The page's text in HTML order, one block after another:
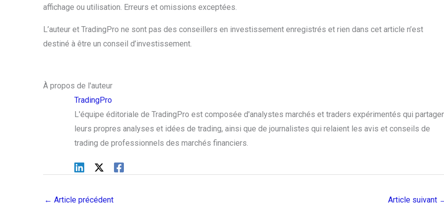
affichage ou utilisation. Erreurs et omissions exceptées.
L’auteur et TradingPro ne sont pas des conseillers en investissement enregistrés et rien dans cet article n’est
destiné à être un conseil d’investissement.
À propos de l'auteur
TradingPro
L'équipe éditoriale de TradingPro est composée d'analystes marchés et traders expérimentés qui
leurs propres analyses et idées de trading, ainsi que de journalistes qui relaient les avis et conseils de
trading de professionnels des marchés financiers.
← Article précédent Article suivant